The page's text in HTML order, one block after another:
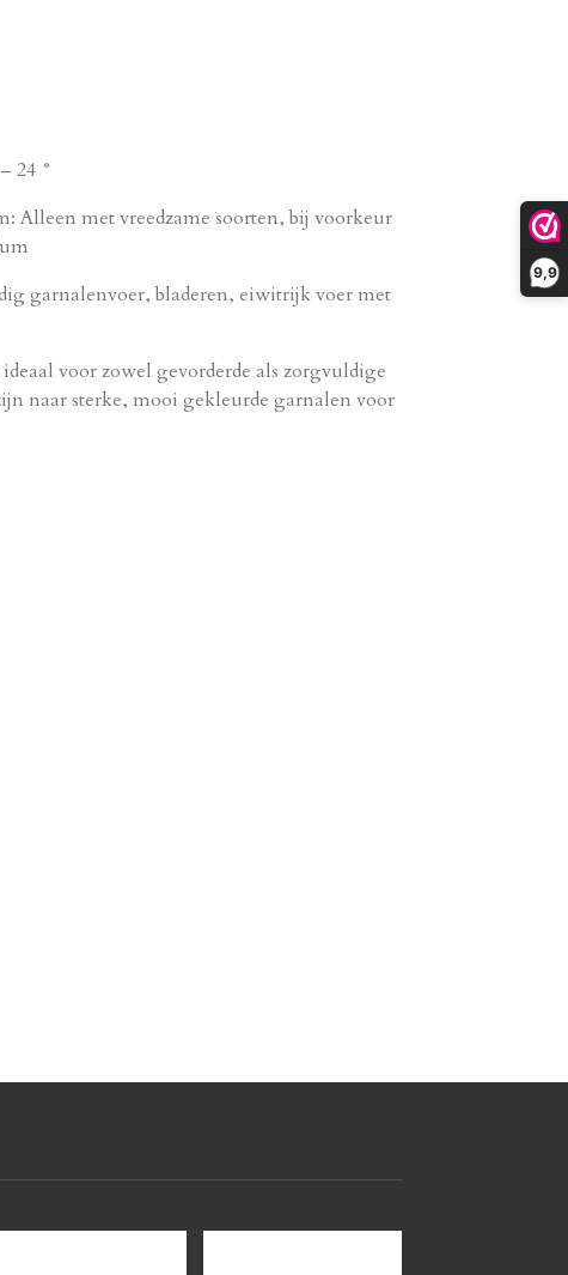
9,9
24 °
Alleen met vreedzame soorten, bij voorkeur
garnalenvoer, bladeren, eiwitrijk voer met
voor zowel gevorderde als zorgvuldige
naar sterke, mooi gekleurde garnalen voor